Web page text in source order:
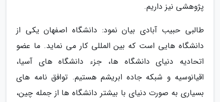
پژوهشی نیز داریم.
طالبی حبیب آبادی بیان نمود: دانشگاه اصفهان یکی از
دانشگاه هایی است که بین المللی کار می نماید. ما عضو
اتحادیه دنیای دانشگاه ها، جزء دانشگاه های آسیا،
اقیانوسیه و شبکه جاده ابریشم هستیم. توافق نامه های
بسیاری به صورت دنیای با بیشتر دانشگاه ها از جمله چین،